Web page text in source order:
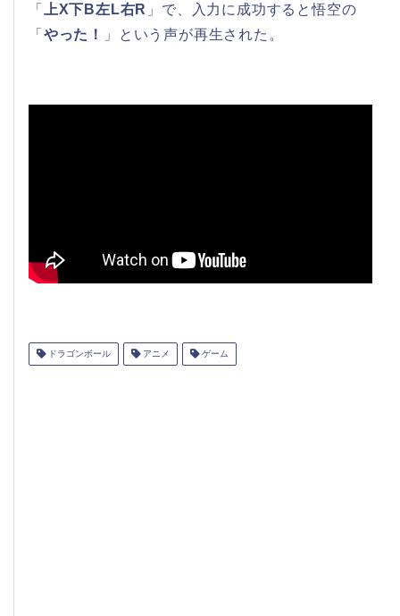
「
上X下B左L右R 」で、入力に成功すると悟空の
「 やった！ 」という声が再生された。
ドラゴンボール アニメ ゲーム